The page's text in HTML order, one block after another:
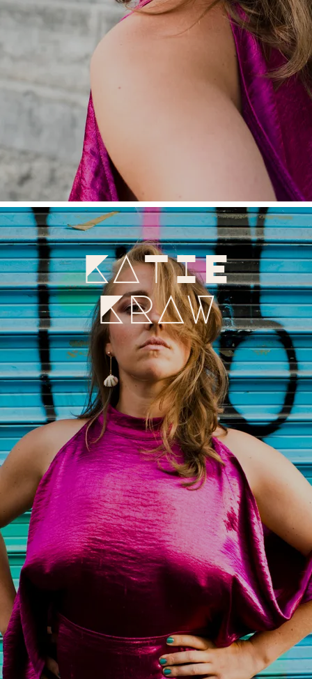
KATIE
KRAW